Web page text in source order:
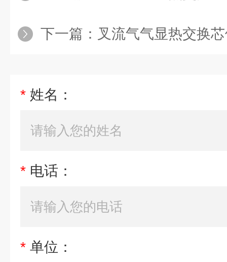
下一篇： 叉流气气显热交换
* 姓名：
* 电话：
* 单位：